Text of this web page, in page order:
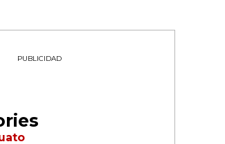
PUBLICIDAD